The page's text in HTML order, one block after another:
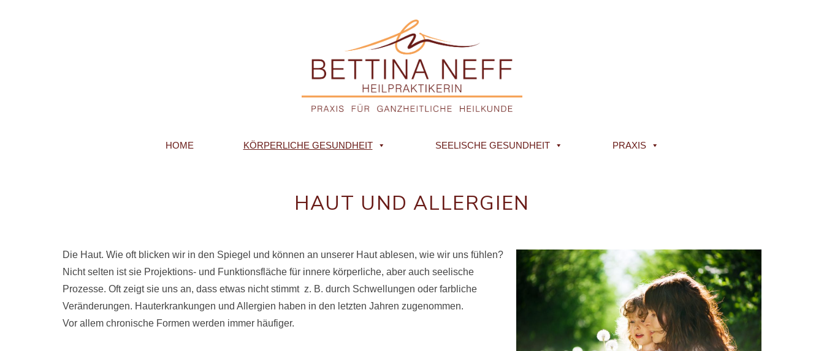
HOME KÖRPERLICHE GESUNDHEIT SEELISCHE GESUNDHEIT PRAXIS
HAUT UND ALLERGIEN
Die Haut. Wie oft blicken wir in den Spiegel und können an unserer Haut ablesen, wie wir uns fühlen?
Nicht selten ist sie Projektions- und Funktionsfläche für innere körperliche, aber auch seelische
Prozesse. Oft zeigt sie uns an, dass etwas nicht stimmt z. B. durch Schwellungen oder farbliche
Veränderungen. Hauterkrankungen und Allergien haben in den letzten Jahren zugenommen.
Vor allem chronische Formen werden immer häufiger.